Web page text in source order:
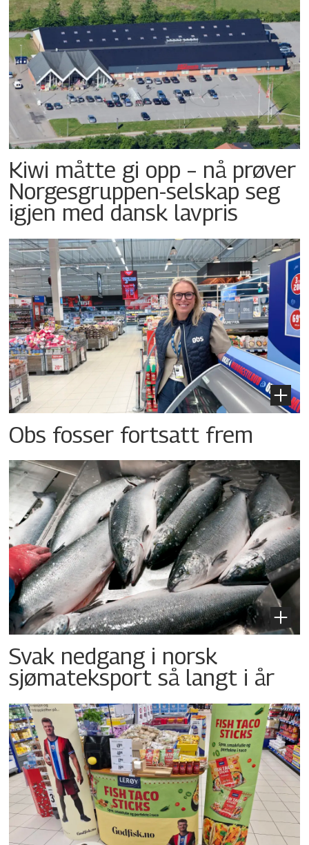
Kiwi måtte gi opp – nå prøver
Norgesgruppen-selskap seg
igjen med dansk lavpris
Obs fosser fortsatt frem
Svak nedgang i norsk
sjømateksport så langt i år